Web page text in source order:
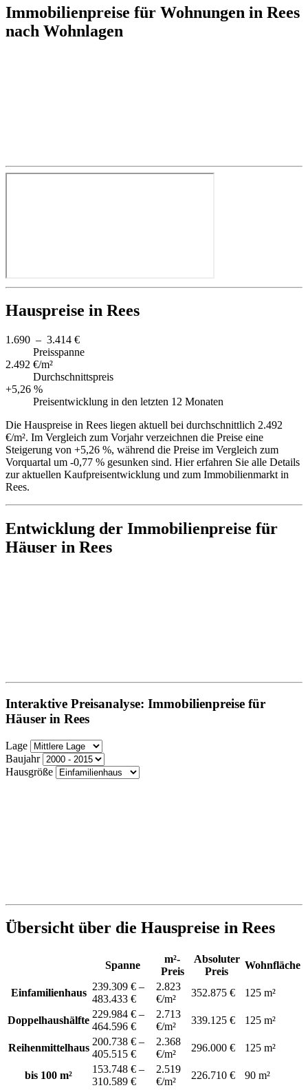
Immobilienpreise für Wohnungen in Rees
nach Wohnlagen
Hauspreise in Rees
1.690 – 3.414 €
Preisspanne
2.492 €/m²
Durchschnittspreis
+5,26 %
Preisentwicklung in den letzten 12 Monaten
Die Hauspreise in Rees liegen aktuell bei durchschnittlich 2.492
€/m². Im Vergleich zum Vorjahr verzeichnen die Preise eine
Steigerung von +5,26 %, während die Preise im Vergleich zum
Vorquartal um -0,77 % gesunken sind. Hier erfahren Sie alle Details
zur aktuellen Kaufpreisentwicklung und zum Immobilienmarkt in
Rees.
Entwicklung der Immobilienpreise für
Häuser in Rees
Interaktive Preisanalyse: Immobilienpreise für
Häuser in Rees
Lage
Baujahr
Hausgröße
Übersicht über die Hauspreise in Rees
Spanne
m²-
Preis
Absoluter
Preis
Wohnfläche
Einfamilienhaus
239.309 € –
483.433 €
2.823
€/m²
352.875 € 125 m²
Doppelhaushälfte
229.984 € –
464.596 €
2.713
€/m²
339.125 € 125 m²
Reihenmittelhaus
200.738 € –
405.515 €
2.368
€/m²
296.000 € 125 m²
bis 100 m²
153.748 € –
310.589 €
2.519
€/m²
226.710 € 90 m²